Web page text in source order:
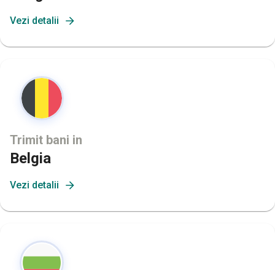
Vezi detalii
Trimit bani in
Belgia
Vezi detalii